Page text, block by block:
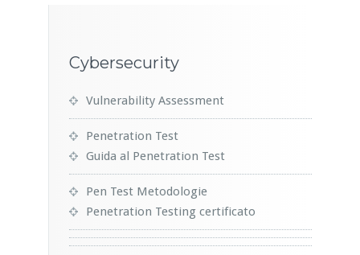
Cybersecurity
Vulnerability Assessment
Penetration Test
Guida al Penetration Test
Pen Test Metodologie
Penetration Testing certificato